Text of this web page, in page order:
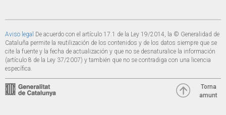
Aviso legal De acuerdo con el artículo 17.1 de la Ley 19/2014, la © Generalidad de
Cataluña permite la reutilización de los contenidos y de los datos siempre que se
cite la fuente y la fecha de actualización y que no se desnaturalice la información
(artículo 8 de la Ley 37/2007) y también que no se contradiga con una licencia
específica.
Torna
amunt